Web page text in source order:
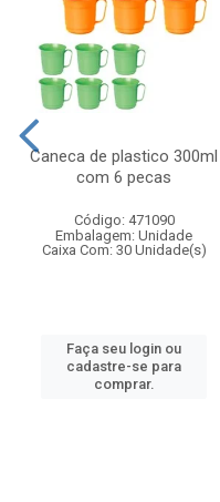
Caneca de plastico 300ml
com 6 pecas
Código: 471090
Embalagem: Unidade
Caixa Com: 30 Unidade(s)
Faça seu login ou
cadastre-se para
comprar.